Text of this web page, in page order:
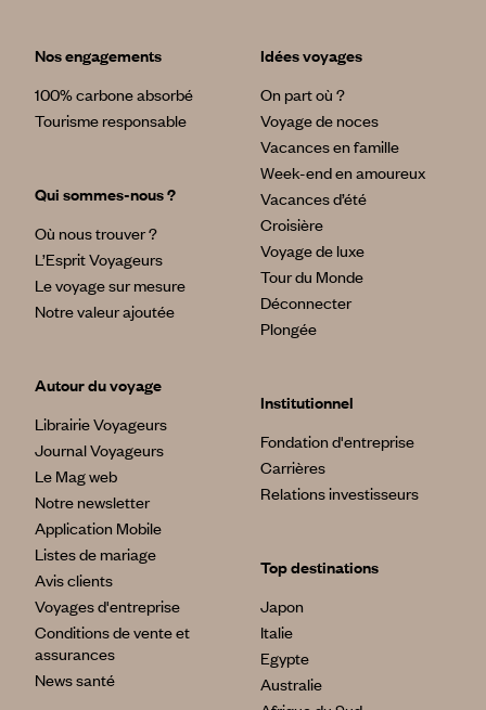
Nos engagements
100% carbone absorbé
Tourisme responsable
Qui sommes-nous ?
Où nous trouver ?
L’Esprit Voyageurs
Le voyage sur mesure
Notre valeur ajoutée
Autour du voyage
Librairie Voyageurs
Journal Voyageurs
Le Mag web
Notre newsletter
Application Mobile
Listes de mariage
Avis clients
Voyages d'entreprise
Conditions de vente et
assurances
News santé
Idées voyages
On part où ?
Voyage de noces
Vacances en famille
Week-end en amoureux
Vacances d’été
Croisière
Voyage de luxe
Tour du Monde
Déconnecter
Plongée
Institutionnel
Fondation d'entreprise
Carrières
Relations investisseurs
Top destinations
Japon
Italie
Egypte
Australie